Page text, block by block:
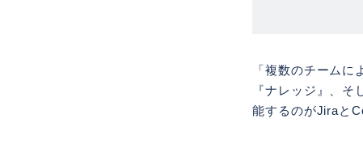
「複数のチーム
『ナレッジ』、
能するのがJiraと